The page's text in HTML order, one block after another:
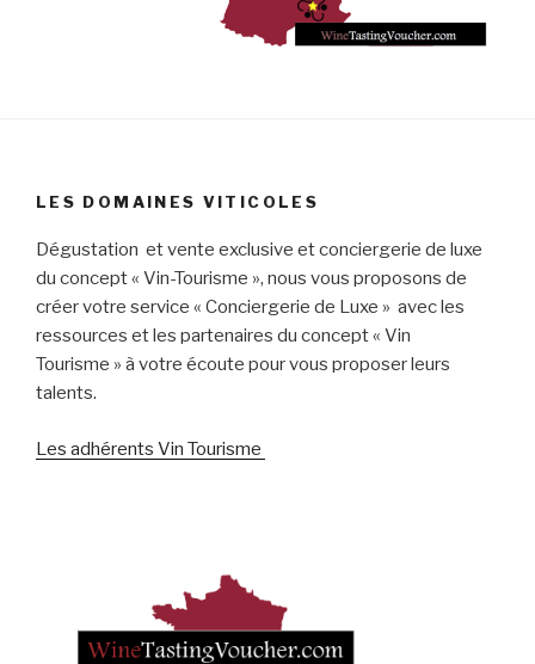
LES DOMAINES VITICOLES
Dégustation et vente exclusive et conciergerie de luxe
du concept « Vin-Tourisme », nous vous proposons de
créer votre service « Conciergerie de Luxe » avec les
ressources et les partenaires du concept « Vin
Tourisme » à votre écoute pour vous proposer leurs
talents.
Les adhérents Vin Tourisme